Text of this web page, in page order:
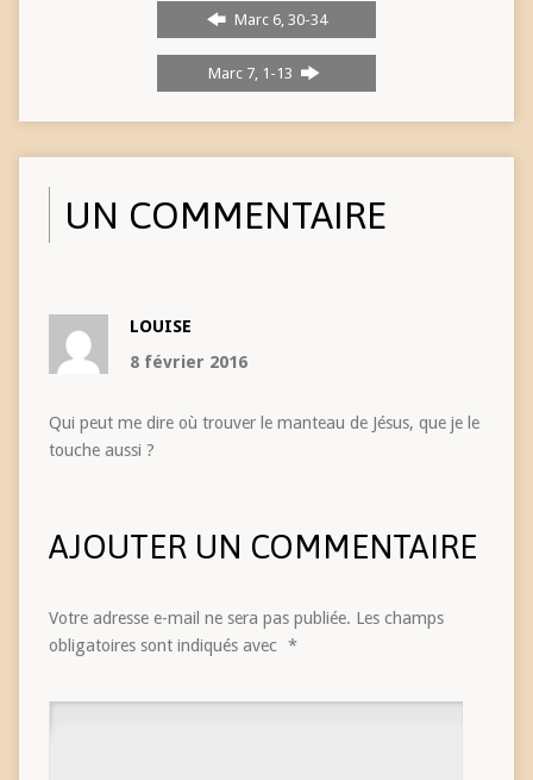
Marc 6, 30-34
Marc 7, 1-13
UN COMMENTAIRE
LOUISE
8 février 2016
Qui peut me dire où trouver le manteau de Jésus, que je le
touche aussi ?
AJOUTER UN COMMENTAIRE
Votre adresse e-mail ne sera pas publiée. Les champs
obligatoires sont indiqués avec *